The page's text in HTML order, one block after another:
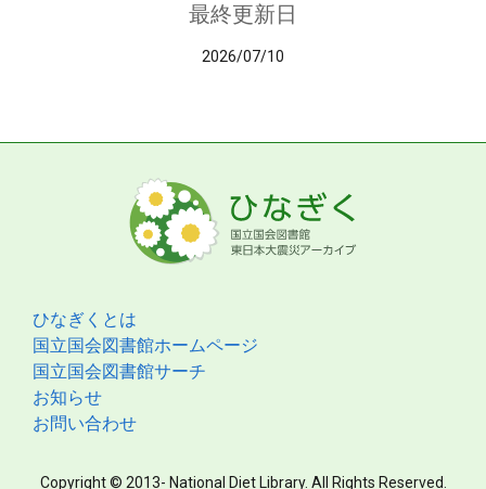
最終更新日
2026/07/10
ひなぎくとは
国立国会図書館ホームページ
国立国会図書館サーチ
お知らせ
お問い合わせ
Copyright © 2013- National Diet Library. All Rights Reserved.